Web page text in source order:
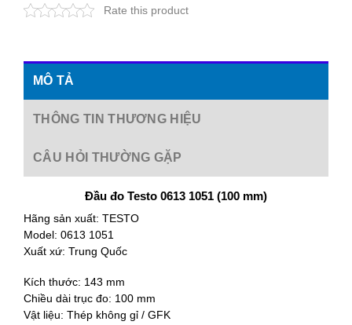
Rate this product
MÔ TẢ
THÔNG TIN THƯƠNG HIỆU
CÂU HỎI THƯỜNG GẶP
Đầu đo Testo 0613 1051 (100 mm)
Hãng sản xuất: TESTO
Model: 0613 1051
Xuất xứ: Trung Quốc
Kích thước: 143 mm
Chiều dài trục đo: 100 mm
Vật liệu: Thép không gỉ / GFK